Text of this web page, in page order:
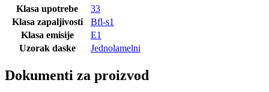
Klasa upotrebe
33
Klasa zapaljivosti
Bfl-s1
Klasa emisije
E1
Uzorak daske
Jednolamelni
Dokumenti za proizvod